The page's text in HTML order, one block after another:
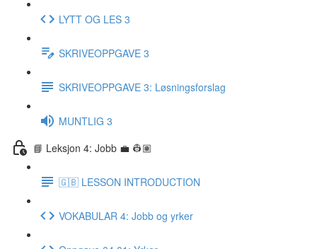
LYTT OG LES 3
SKRIVEOPPGAVE 3
SKRIVEOPPGAVE 3: Løsningsforslag
MUNTLIG 3
📘 Leksjon 4: Jobb 💼 👷🏽
🇬🇧 LESSON INTRODUCTION
VOKABULAR 4: Jobb og yrker